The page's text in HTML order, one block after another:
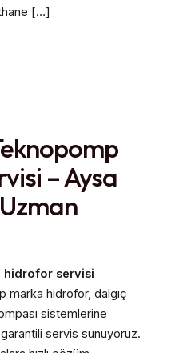
[…]
– Aysa
hidrofor servisi
marka hidrofor, dalgıç
sistemlerine
servis sunuyoruz.